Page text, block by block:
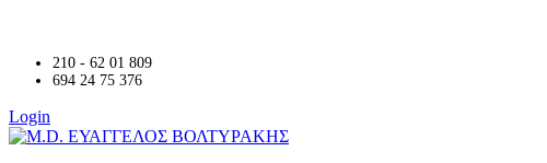
210 - 62 01 809
694 24 75 376
Login